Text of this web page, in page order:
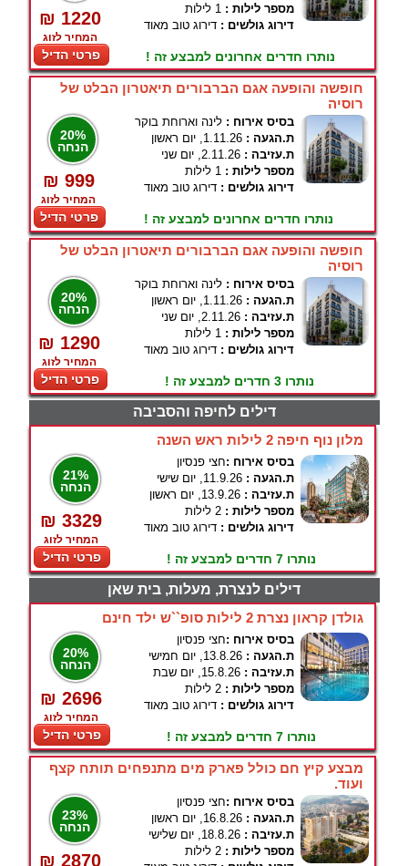
₪ 1220
המחיר לזוג
פרטי הדיל
מספר לילות : 1 לילות
דירוג גולשים : דירוג טוב מאוד
נותרו חדרים אחרונים למבצע זה !
חופשה והופעה אגם הברבורים תיאטרון הבלט של
רוסיה
20%
הנחה
₪ 999
המחיר לזוג
פרטי הדיל
בסיס אירוח : לינה וארוחת בוקר
ת.הגעה : 1.11.26, יום ראשון
ת.עזיבה : 2.11.26, יום שני
מספר לילות : 1 לילות
דירוג גולשים : דירוג טוב מאוד
נותרו חדרים אחרונים למבצע זה !
חופשה והופעה אגם הברבורים תיאטרון הבלט של
רוסיה
20%
הנחה
₪ 1290
המחיר לזוג
פרטי הדיל
בסיס אירוח : לינה וארוחת בוקר
ת.הגעה : 1.11.26, יום ראשון
ת.עזיבה : 2.11.26, יום שני
מספר לילות : 1 לילות
דירוג גולשים : דירוג טוב מאוד
נותרו 3 חדרים למבצע זה !
דילים לחיפה והסביבה
מלון נוף חיפה 2 לילות ראש השנה
21%
הנחה
₪ 3329
המחיר לזוג
פרטי הדיל
בסיס אירוח :חצי פנסיון
ת.הגעה : 11.9.26, יום שישי
ת.עזיבה : 13.9.26, יום ראשון
מספר לילות : 2 לילות
דירוג גולשים : דירוג טוב מאוד
נותרו 7 חדרים למבצע זה !
דילים לנצרת, מעלות, בית שאן
גולדן קראון נצרת 2 לילות סופ``ש ילד חינם
20%
הנחה
₪ 2696
המחיר לזוג
פרטי הדיל
בסיס אירוח :חצי פנסיון
ת.הגעה : 13.8.26, יום חמישי
ת.עזיבה : 15.8.26, יום שבת
מספר לילות : 2 לילות
דירוג גולשים : דירוג טוב מאוד
נותרו 7 חדרים למבצע זה !
מבצע קיץ חם כולל פארק מים מתנפחים תותח קצף
ועוד.
23%
הנחה
₪ 2870
בסיס אירוח :חצי פנסיון
ת.הגעה : 16.8.26, יום ראשון
ת.עזיבה : 18.8.26, יום שלישי
מספר לילות : 2 לילות